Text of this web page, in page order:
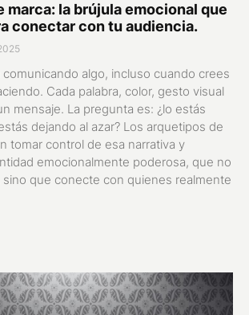
marca: la brújula emocional que
conectar con tu audiencia.
comunicando algo, incluso cuando crees
Cada palabra, color, gesto visual
mensaje. La pregunta es: ¿lo estás
dejando al azar? Los arquetipos de
tomar control de esa narrativa y
emocionalmente poderosa, que no
sino que conecte con quienes realmente